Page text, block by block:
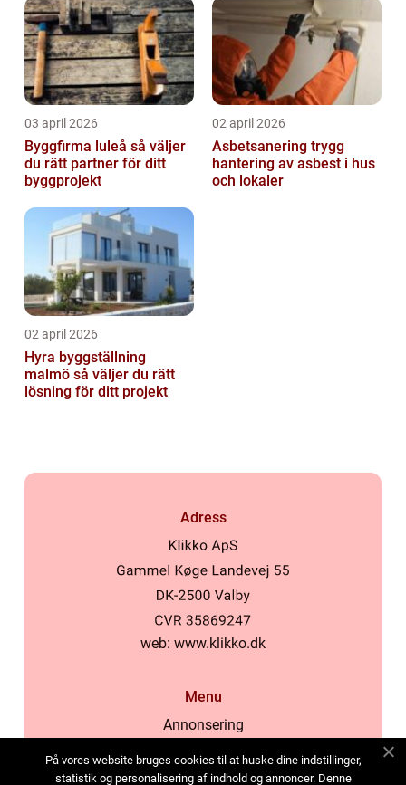
03 april 2026
Byggfirma luleå så väljer
du rätt partner för ditt
byggprojekt
02 april 2026
Asbetsanering trygg
hantering av asbest i hus
och lokaler
02 april 2026
Hyra byggställning
malmö så väljer du rätt
lösning för ditt projekt
Adress
web: www.klikko.dk
Menu
Annonsering
Cookies
På vores website bruges cookies til at huske dine indstillinger,
statistik og personalisering af indhold og annoncer. Denne